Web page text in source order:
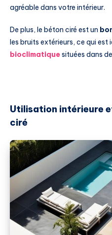
agréable dans votre intérieur.
De plus, le béton ciré est un
les bruits extérieurs, ce qui est
bioclimatique situées dans
Utilisation intérieure
ciré